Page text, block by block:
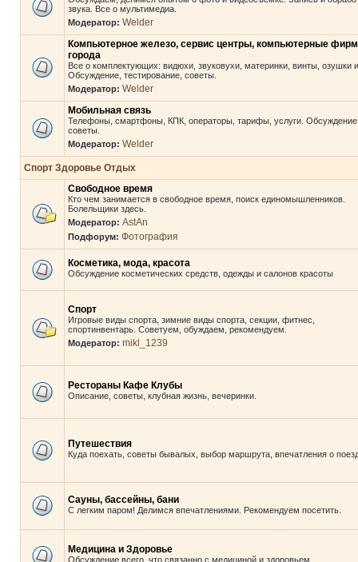
звука. Все о мультимедиа.
Модератор: Welder
Компьютерное железо, сервис центры, компьютерные
города
Все о комплектующих: видюхи, звуковухи, материнки, винты, озушки
Обсуждение, тестирование, советы.
Модератор: Welder
Мобильная связь
Телефоны, смартфоны, КПК, операторы, тарифы, услуги.
советы.
Модератор: Welder
Спорт Здоровье Отдых
Свободное время
Кто чем занимается в свободное время, поиск единомышленников.
Болельщики здесь.
Модератор: AstAn
Подфорум: Фотография
Косметика, мода, красота
Обсуждение косметических средств, одежды и салонов красоты
Спорт
Игровые виды спорта, зимние виды спорта, секции, фитнес,
спортинвентарь. Советуем, обуждаем, рекомендуем.
Модератор: mikl_1239
Рестораны Кафе Клубы
Описание, советы, клубная жизнь, вечеринки.
Путешествия
Куда поехать, советы бывалых, выбор маршрута, впечатления о
Сауны, бассейны, бани
С легким паром! Делимся впечатлениями. Рекомендуем посетить.
Медицина и Здоровье
Обсуждение всего, что связанно с медициной и здоровьем ...